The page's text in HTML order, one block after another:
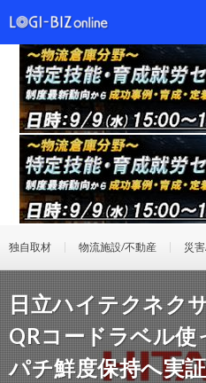
独自取材 物流施設/不動産 災
日立ハイテクネク
QRコードラベル使
パチ鮮度保持へ実